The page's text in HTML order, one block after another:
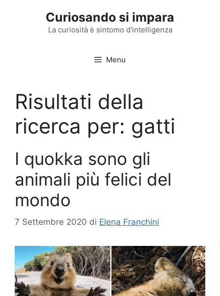
Curiosando si impara
La curiosità è sintomo d'intelligenza
Menu
Risultati della
ricerca per: gatti
I quokka sono gli
animali più felici del
mondo
7 Settembre 2020 di Elena Franchini